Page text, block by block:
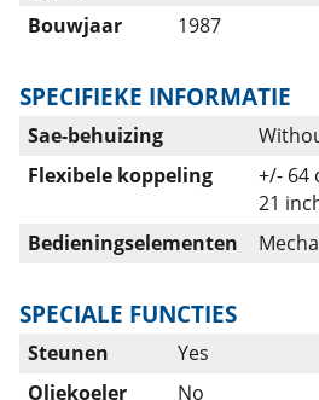
Bouwjaar 1987
SPECIFIEKE INFORMATIE
Sae-behuizing
Flexibele koppeling
+/- 64
21
Bedieningselementen
SPECIALE FUNCTIES
Steunen
Yes
Oliekoeler
No